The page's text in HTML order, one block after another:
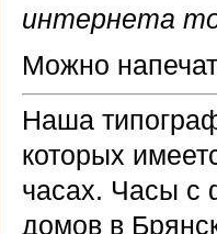
интернета
Можно
Наша
которых
часах. Часы с
домов в